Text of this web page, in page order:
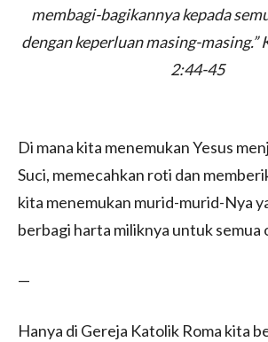
membagi-bagikannya kepada
dengan keperluan masing-masing.”
‭2‬:‭44‬-‭45‬ ‭
Di mana kita menemukan Yesus
Suci, memecahkan roti dan
kita menemukan murid-murid-Nya
berbagi harta miliknya untuk semua
—
Hanya di Gereja Katolik Roma kita